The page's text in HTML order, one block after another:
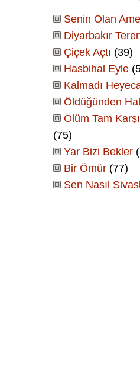
Senin Olan
Diyarbakır
Çiçek Açtı (39)
Hasbihal Eyle
Kalmadı
Öldüğünden
Ölüm Tam
(75)
Yar Bizi Bekler
Bir Ömür (77)
Sen Nasıl